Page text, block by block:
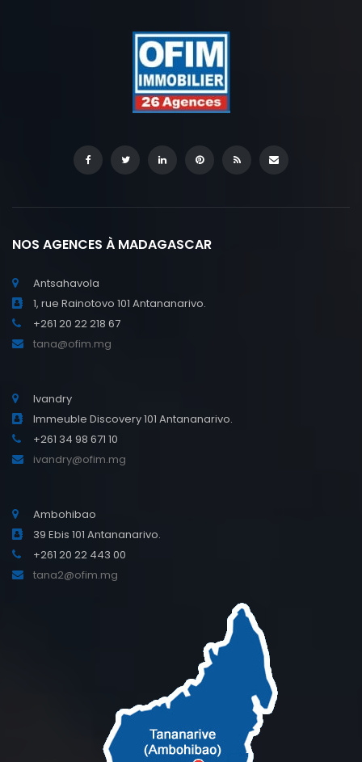
NOS AGENCES À MADAGASCAR
Antsahavola
1, rue Rainotovo 101 Antananarivo.
+261 20 22 218 67
tana@ofim.mg
Ivandry
Immeuble Discovery 101 Antananarivo.
+261 34 98 671 10
ivandry@ofim.mg
Ambohibao
39 Ebis 101 Antananarivo.
+261 20 22 443 00
tana2@ofim.mg